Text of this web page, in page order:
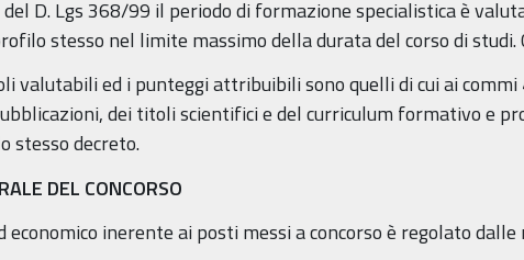
del D. Lgs 368/99 il periodo di formazione specialistica è
stesso nel limite massimo della durata del corso di studi.
valutabili ed i punteggi attribuibili sono quelli di cui ai commi
dei titoli scientifici e del curriculum formativo e
stesso decreto.
DEL CONCORSO
economico inerente ai posti messi a concorso è regolato